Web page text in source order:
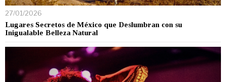
27/01/2026
Lugares Secretos de México que Deslumbran con su
Inigualable Belleza Natural